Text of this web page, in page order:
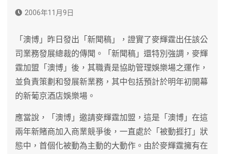
2006年11月9日
「澳博」昨日發出「新聞稿」，證實了麥輝霆出任該公
司業務發展總裁的傳聞。「新聞稿」還特別強調，麥輝
霆加盟「澳博」後，其職責是協助管理娛樂場之運作，
並負責策劃和發展新業務，其中包括預計於明年初開幕
的新葡京酒店娛樂場。
應當說，「澳博」邀請麥輝霆加盟，這是「澳博」在這
兩年新賭商加入商業競爭後，一直處於「被動捱打」狀
態中，首個化被動為主動的大動作。由於麥輝霆擁有在